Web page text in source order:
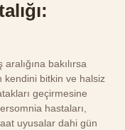
bakılırsa
kendini bitkin ve halsiz
geçirmesine
hastaları,
uyusalar dahi gün